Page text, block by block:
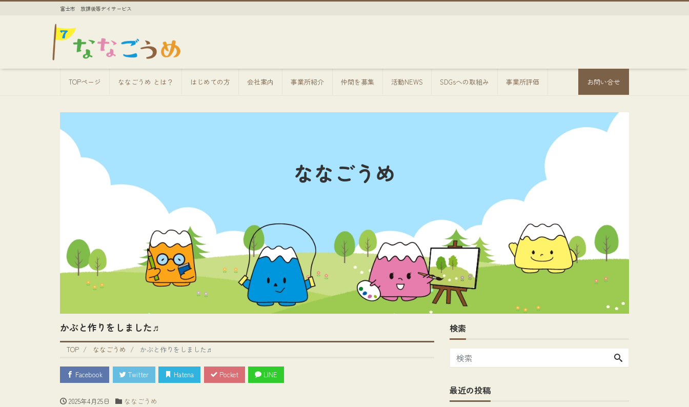
富士市 放課後等デイサービス
TOPページ ななごうめ とは？ はじめての方 会社案内 事業所紹介 仲間を募集 活動NEWS SDGsへの取組み 事業所評価 お問い合せ
ななごうめ
かぶと作りをしました♬
TOP ななごうめ かぶと作りをしました♬
Facebook Twitter Hatena Pocket LINE
2025年4月25日 ななごうめ
検索
最近の投稿